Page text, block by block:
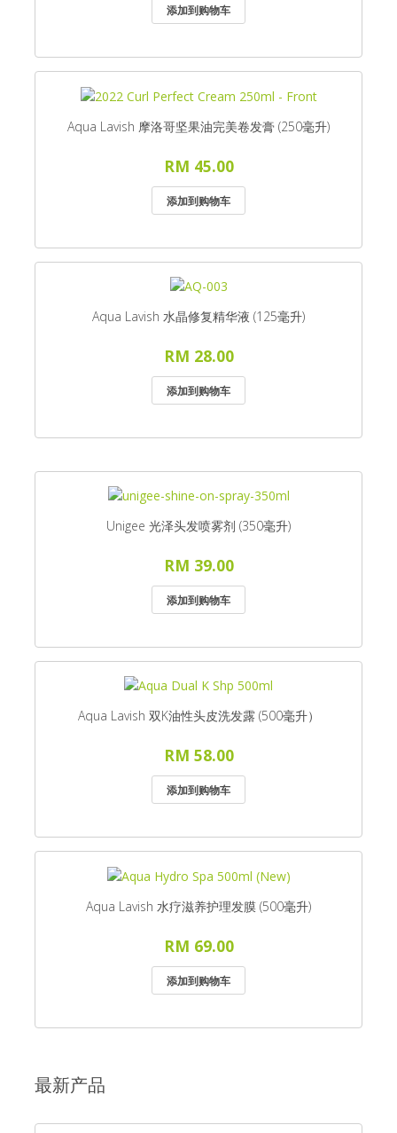
Aqua Lavish 摩洛哥坚果油完美卷发膏 (250毫升)
RM 45.00
Aqua Lavish 水晶修复精华液 (125毫升)
RM 28.00
Unigee 光泽头发喷雾剂 (350毫升)
RM 39.00
Aqua Lavish 双K油性头皮洗发露 (500毫升）
RM 58.00
Aqua Lavish 水疗滋养护理发膜 (500毫升)
RM 69.00
最新产品